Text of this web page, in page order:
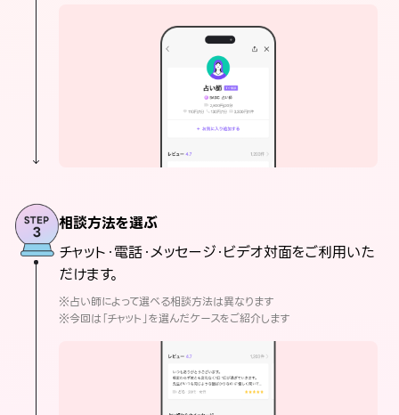
相談方法を選ぶ
チャット・電話・メッセージ・ビデオ対面をご利用いた
だけます。
※占い師によって選べる相談方法は異なります
※今回は「チャット」を選んだケースをご紹介します